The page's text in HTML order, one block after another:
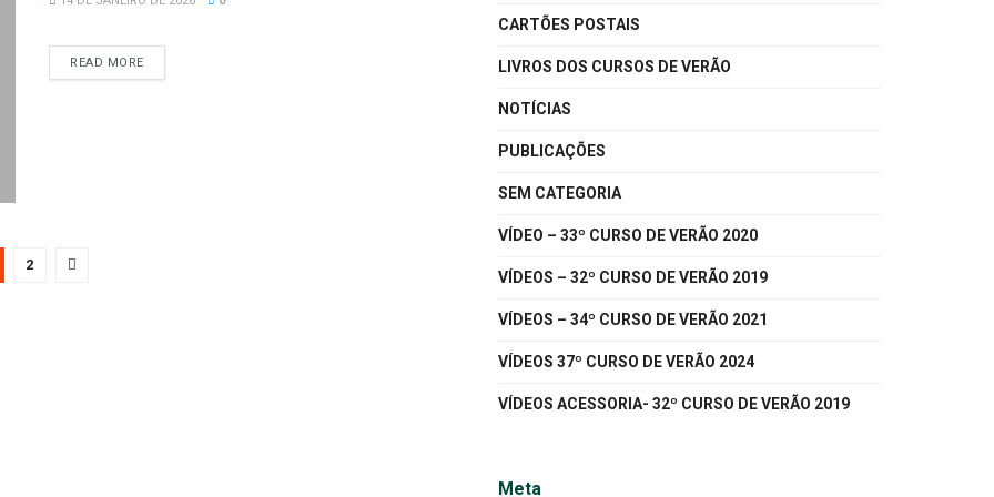
READ MORE
2
CARTÕES POSTAIS
LIVROS DOS CURSOS DE VERÃO
NOTÍCIAS
PUBLICAÇÕES
SEM CATEGORIA
VÍDEO – 33º CURSO DE VERÃO 2020
VÍDEOS – 32º CURSO DE VERÃO 2019
VÍDEOS – 34º CURSO DE VERÃO 2021
VÍDEOS 37º CURSO DE VERÃO 2024
VÍDEOS ACESSORIA- 32º CURSO DE VERÃO 2019
Meta